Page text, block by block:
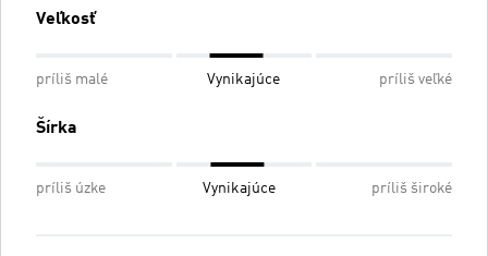
Veľkosť
príliš malé Vynikajúce príliš veľké
Šírka
príliš úzke Vynikajúce príliš široké